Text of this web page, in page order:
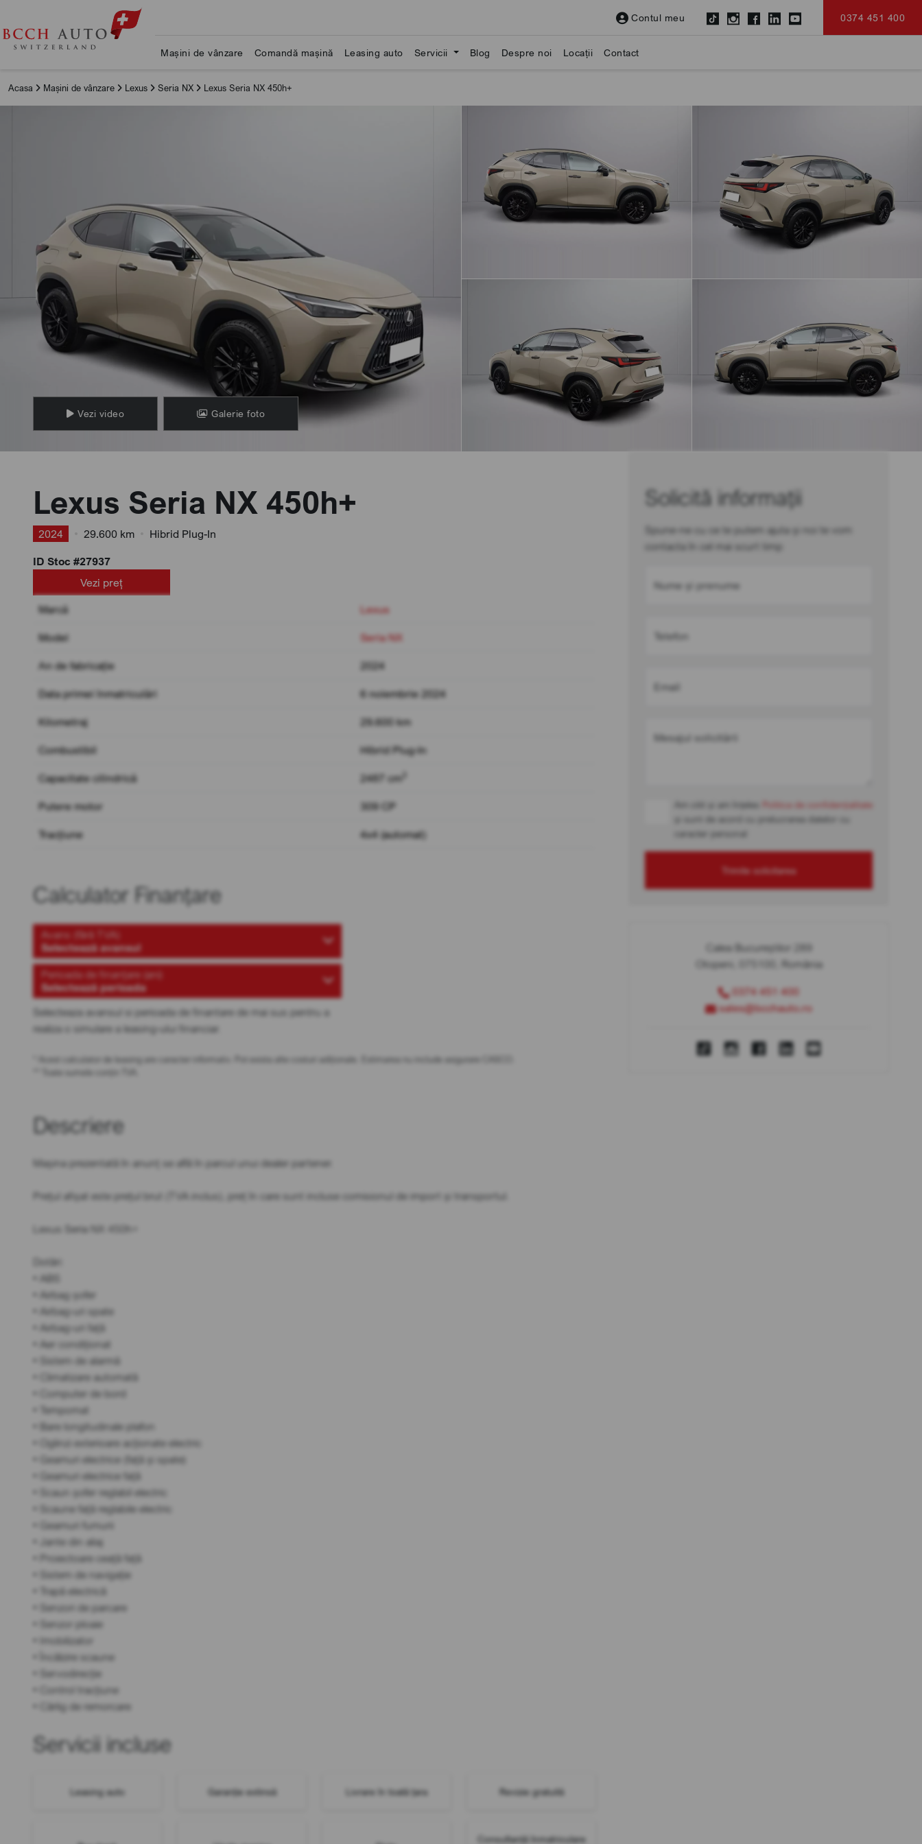
Contul meu 0374 451 400
Mașini de vânzare Comandă mașină Leasing auto Servicii Blog Despre noi Locații Contact
Acasa Mașini de vânzare Lexus Seria NX Lexus Seria NX 450h+
Vezi video Galerie foto
Lexus Seria NX 450h+
2024 29.600 km
Hibrid Plug-In
ID Stoc #27937
Vezi preț
Marcă
Lexus
Model Seria NX
An de fabricație 2024
Data primei înmatriculări 6 noiembrie 2024
Kilometraj 29.600 km
Combustibil Hibrid Plug-In
Capacitate cilindrică 2487 cm
Putere motor 309 CP
Tracțiune 4x4 (automat)
Calculator Finanțare
Avans (fără TVA)
Selectează avansul
Perioada de finanțare (ani)
Selectează perioada
Selecteaza avansul si perioada de finantare de mai sus pentru a
realiza o simulare a leasing-ului financiar.
* Acest calculator de leasing are caracter informativ. Pot exista alte costuri adiționale. Estimarea nu include asigurare CASCO.
** Toate sumele conțin TVA.
Descriere
Mașina prezentată în anunț se află în parcul unui dealer partener.
Prețul afișat este prețul brut (TVA inclus), preț în care sunt incluse comisionul de import și transportul.
Lexus Seria NX 450h+
Dotări:
• ABS
• Airbag șofer
• Airbag-uri spate
• Airbag-uri față
• Aer condiționat
• Sistem de alarmă
• Climatizare automată
• Computer de bord
• Tempomat
• Bare longitudinale plafon
• Oglinzi exterioare acționate electric
• Geamuri electrice (față și spate)
• Geamuri electrice față
• Scaun șofer reglabil electric
• Scaune față reglabile electric
• Geamuri fumurii
• Jante din aliaj
• Proiectoare ceață față
• Sistem de navigație
• Trapă electrică
• Senzori de parcare
• Senzor ploaie
• Imobilizator
• Încălzire scaune
• Servodirecție
• Control tracțiune
• Cârlig de remorcare
Servicii incluse
Leasing auto Garanție extinsă Livrare în toată țara Revizie gratuită
Consultanță înmatriculare
Solicită informații
Spune-ne cu ce te putem ajuta și noi te vom
contacta în cel mai scurt timp
Nume și prenume
Telefon
Email
Mesajul solicitării
Am citit și am înțeles
Politica de confidențialitate
și sunt de acord cu prelucrarea datelor cu
caracter personal
Trimite solicitarea
Calea Bucureștilor 289
Otopeni, 075100, România
0374 451 400
sales@bcchauto.ro